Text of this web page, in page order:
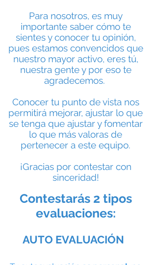
Para nosotros, es muy
importante saber cómo te
sientes y conocer tu opinión,
pues estamos convencidos que
nuestro mayor activo, eres tú,
nuestra gente y por eso te
agradecemos.
Conocer tu punto de vista nos
permitirá mejorar, ajustar lo que
se tenga que ajustar y fomentar
lo que más valoras de
pertenecer a este equipo.
¡Gracias por contestar con
sinceridad!
Contestarás 2 tipos
evaluaciones:
AUTO EVALUACIÓN